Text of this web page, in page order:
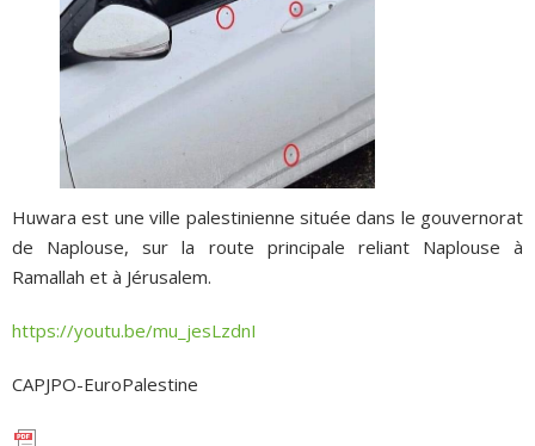
Huwara est une ville palestinienne située dans le gouvernorat
de Naplouse, sur la route principale reliant Naplouse à
Ramallah et à Jérusalem.
https://youtu.be/mu_jesLzdnI
CAPJPO-EuroPalestine